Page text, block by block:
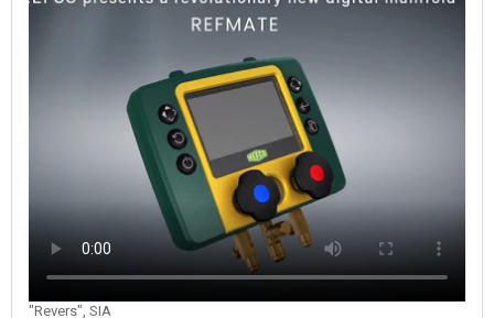
"Revers", SIA